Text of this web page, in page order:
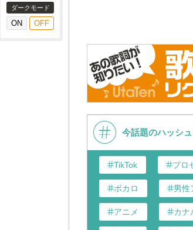
ダークモード
今話題のハッシ
TikTok プロ
ボカロ 男性
アニメ カナ